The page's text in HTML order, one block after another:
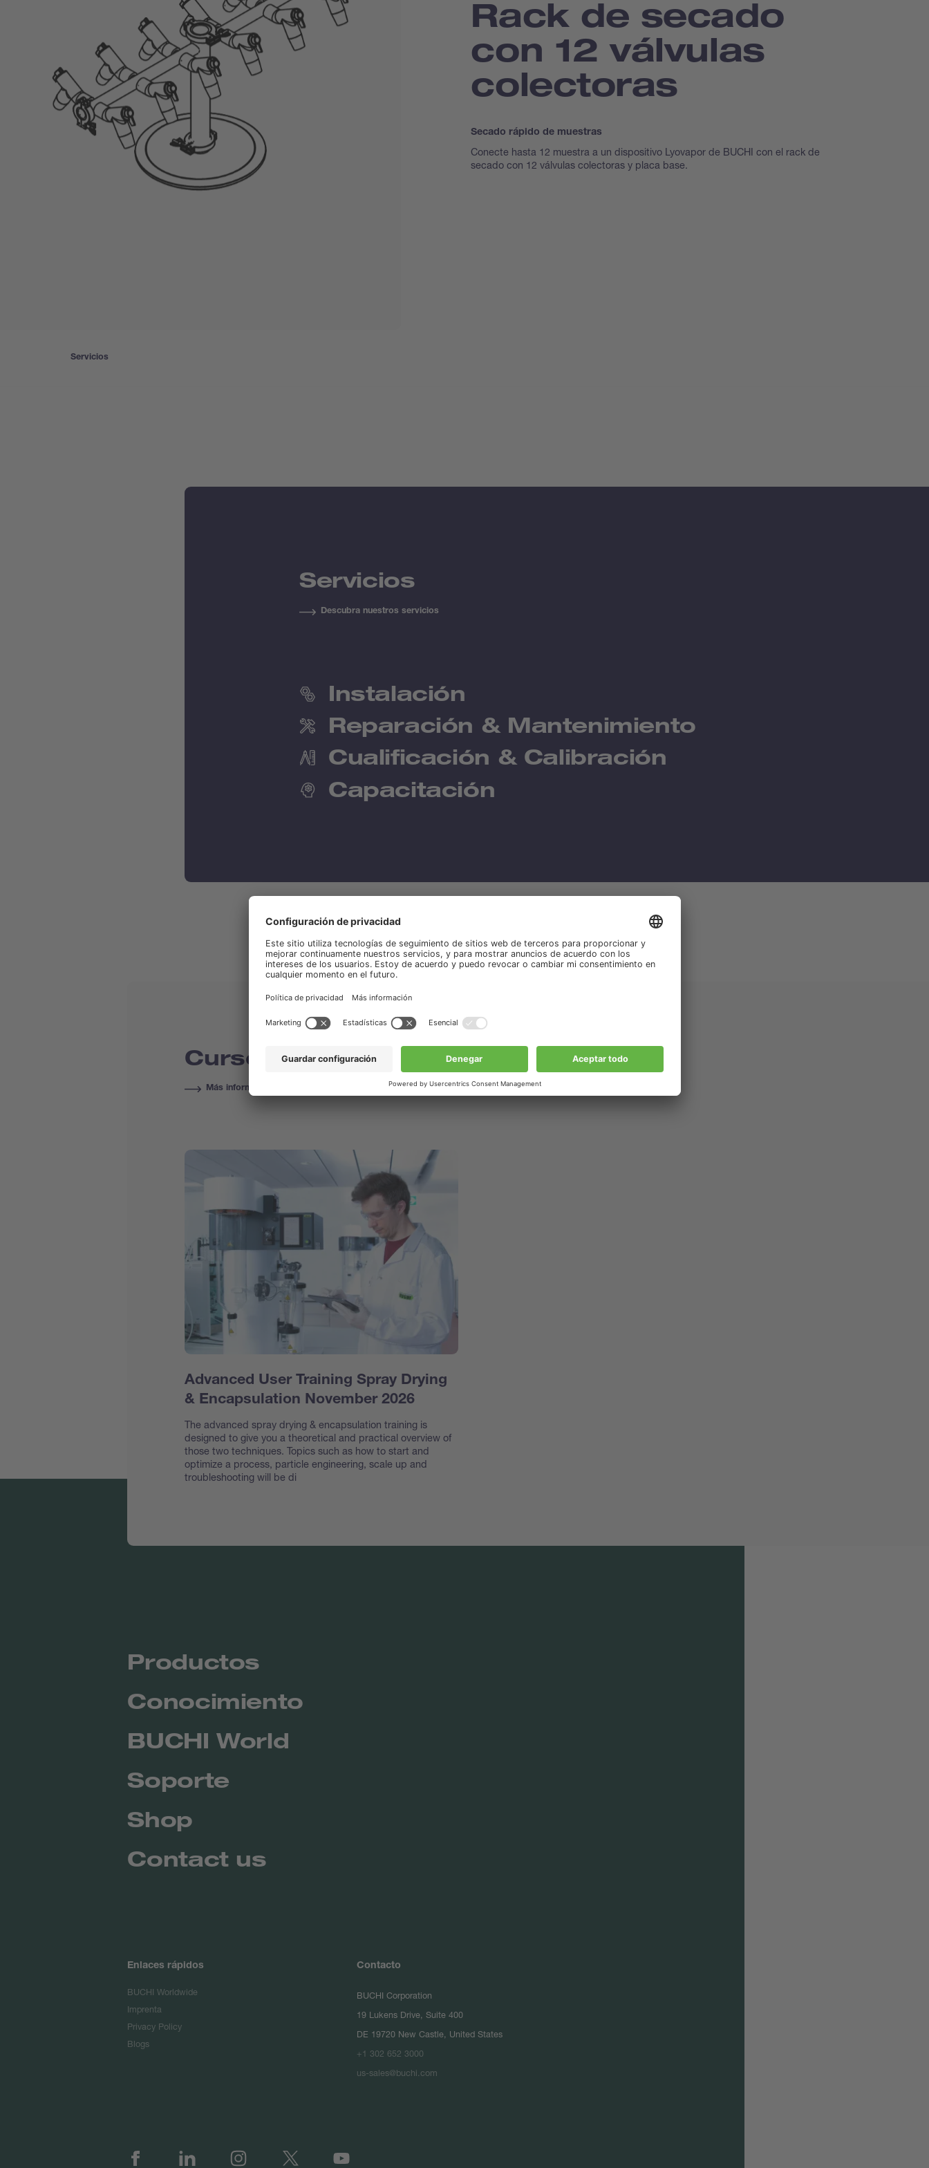
Rack de secado
con 12 válvulas
colectoras
Secado rápido de muestras
Conecte hasta 12 muestra a un dispositivo Lyovapor de BUCHI con el rack de
secado con 12 válvulas colectoras y placa base.
Servicios
Servicios
Descubra nuestros servicios
Instalación
Reparación & Mantenimiento
Cualificación & Calibración
Capacitación
Cursos & Capacitaciones relacionados
Más información sobre Cursos & Capacitaciones
Advanced User Training Spray Drying
& Encapsulation November 2026
The advanced spray drying & encapsulation training is
designed to give you a theoretical and practical overview of
those two techniques. Topics such as how to start and
optimize a process, particle engineering, scale up and
troubleshooting will be di
Productos
Conocimiento
BUCHI World
Soporte
Shop
Contact us
Enlaces rápidos
BUCHI Worldwide
Imprenta
Privacy Policy
Blogs
Contacto
BUCHI Corporation
19 Lukens Drive, Suite 400
DE 19720 New Castle, United States
+1 302 652 3000
us-sales@buchi.com